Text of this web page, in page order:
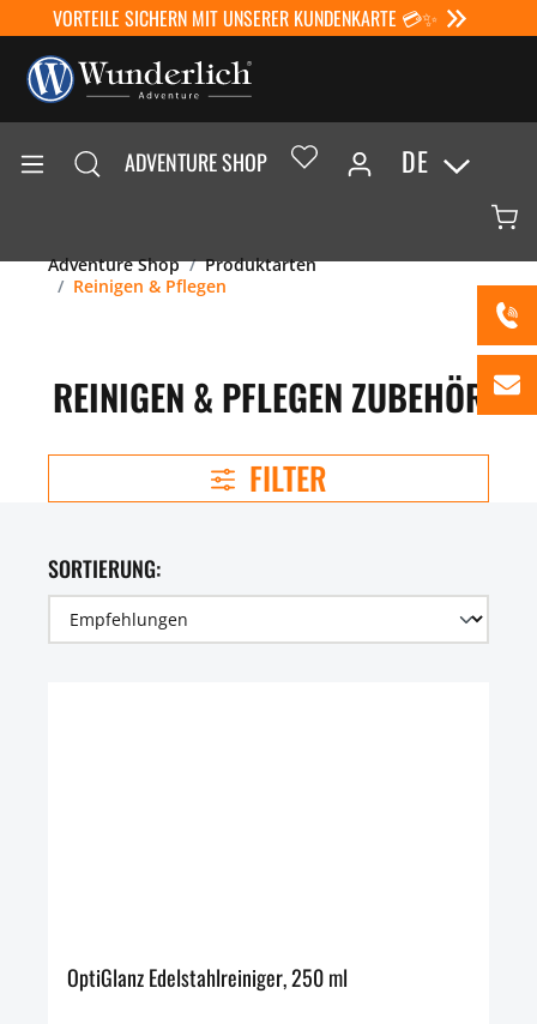
VORTEILE SICHERN MIT UNSERER KUNDENKARTE 💳✨
ADVENTURE SHOP DE
Adventure Shop
Produktarten
Reinigen & Pflegen
REINIGEN & PFLEGEN ZUBEHÖR
FILTER
SORTIERUNG:
OptiGlanz Edelstahlreiniger, 250 ml